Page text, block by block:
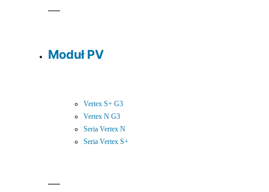
Moduł PV
Vertex S+ G3
Vertex N G3
Seria Vertex N
Seria Vertex S+